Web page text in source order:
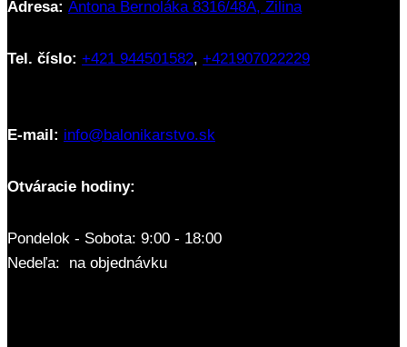
Adresa: Antona Bernoláka 8316/48A, Žilina
Tel. číslo: +421 944501582, +421907022229
E-mail: info@balonikarstvo.sk
Otváracie hodiny:
Pondelok - Sobota: 9:00 - 18:00
Nedeľa: na objednávku